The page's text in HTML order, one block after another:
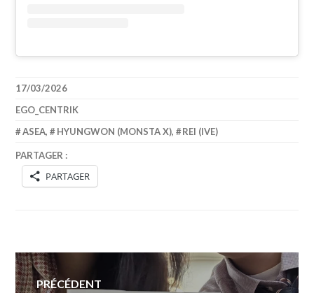
17/03/2026
EGO_CENTRIK
ASEA, HYUNGWON (MONSTA X), REI (IVE)
PARTAGER :
PARTAGER
Navigation
PRÉCÉDENT